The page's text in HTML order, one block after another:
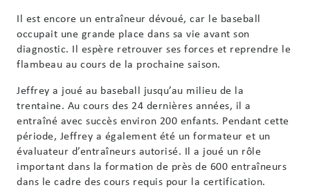
Il est encore un entraîneur dévoué, car le baseball
occupait une grande place dans sa vie avant son
diagnostic. Il espère retrouver ses forces et reprendre le
flambeau au cours de la prochaine saison.
Jeffrey a joué au baseball jusqu’au milieu de la
trentaine. Au cours des 24 dernières années, il a
entraîné avec succès environ 200 enfants. Pendant cette
période, Jeffrey a également été un formateur et un
évaluateur d’entraîneurs autorisé. Il a joué un rôle
important dans la formation de près de 600 entraîneurs
dans le cadre des cours requis pour la certification.